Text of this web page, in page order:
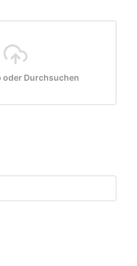
oder Durchsuchen